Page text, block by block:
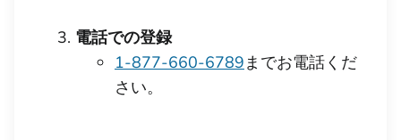
電話での登録
1-877-660-6789までお電話くだ
さい。